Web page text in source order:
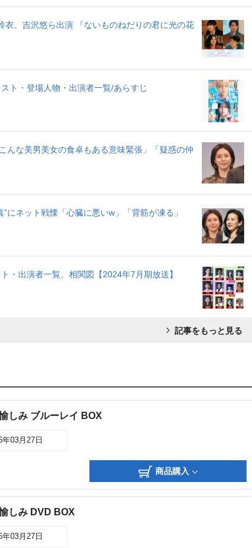
e
衣、吉沢悠ら出演 『ないものねだりの君に光の花
ト・登場人物・出演者一覧/あらすじ
んな美男美女の食卓もある意味緊張」「疑惑の仲
にネット戦慄「心臓に悪いw」「背筋が凍る」
・出演者一覧、相関図【2024年7月期放送】
記事をもっと見る
しみ ブルーレイ BOX
年03月27日
商品購入
しみ DVD BOX
年03月27日